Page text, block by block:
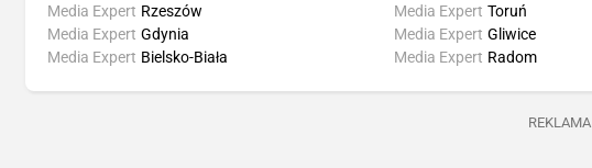
Media Expert Rzeszów
Media Expert Gdynia
Media Expert Bielsko-Biała
Media Expert Toruń
Media Expert Gliwice
Media Expert Radom
REKLAMA